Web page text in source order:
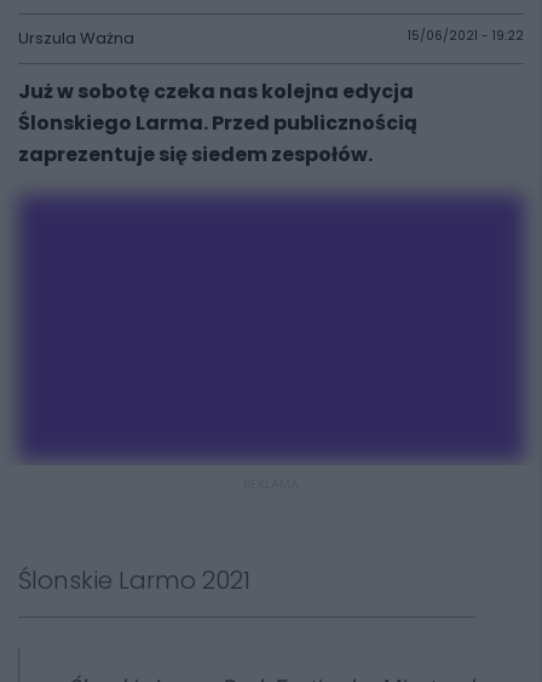
Urszula Ważna 15/06/2021 - 19:22
Już w sobotę czeka nas kolejna edycja
Ślonskiego Larma. Przed publicznością
zaprezentuje się siedem zespołów.
Ślonskie Larmo 2021